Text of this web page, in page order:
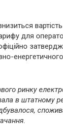
для
ринку
в штатному